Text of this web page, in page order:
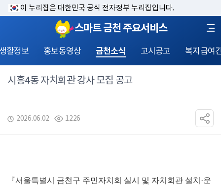
이 누리집은 대한민국 공식 전자정부 누리집입니다.
스마트 금천 주요서비스
활정보 홍보동영상 금천소식 고시공고 복지급여
시흥4동 자치회관 강사 모집 공고
2026.06.02 1226
『서울특별시 금천구 주민자치회 실시 및 자치회관 설치·운